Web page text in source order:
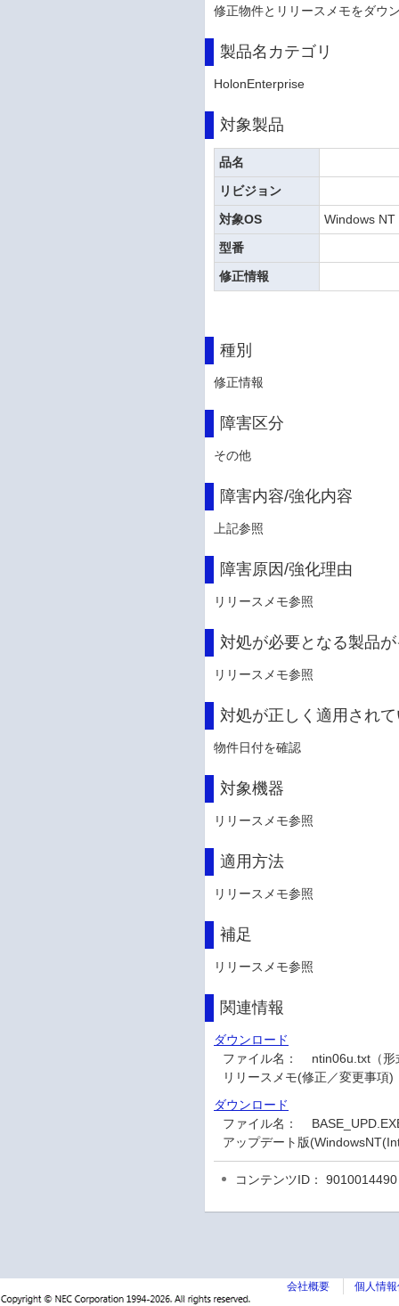
修正物件とリリースメモをダウ
製品名カテゴリ
HolonEnterprise
対象製品
品名
リビジョン
対象OS
Windows NT
型番
修正情報
種別
修正情報
障害区分
その他
障害内容/強化内容
上記参照
障害原因/強化理由
リリースメモ参照
対処が必要となる製品
リリースメモ参照
対処が正しく適用され
物件日付を確認
対象機器
リリースメモ参照
適用方法
リリースメモ参照
補足
リリースメモ参照
関連情報
ダウンロード
ファイル名：
ntin06u.txt（
リリースメモ(修正／変更事項)
ダウンロード
ファイル名：
アップデート版
コンテンツID： 9010014490
会社概要 個人情